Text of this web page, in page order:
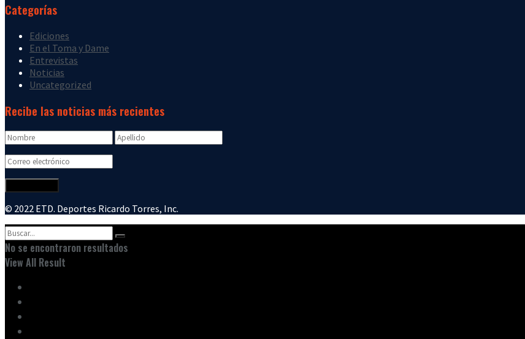
Categorías
Ediciones
En el Toma y Dame
Entrevistas
Noticias
Uncategorized
Recibe las noticias más recientes
© 2022 ETD. Deportes Ricardo Torres, Inc.
No se encontraron resultados
View All Result